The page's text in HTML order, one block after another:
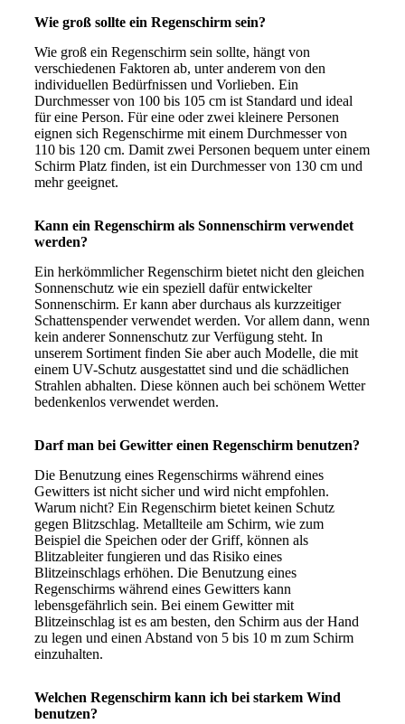
Wie groß sollte ein Regenschirm sein?
Wie groß ein Regenschirm sein sollte, hängt von
verschiedenen Faktoren ab, unter anderem von den
individuellen Bedürfnissen und Vorlieben. Ein
Durchmesser von 100 bis 105 cm ist Standard und ideal
für eine Person. Für eine oder zwei kleinere Personen
eignen sich Regenschirme mit einem Durchmesser von
110 bis 120 cm. Damit zwei Personen bequem unter einem
Schirm Platz finden, ist ein Durchmesser von 130 cm und
mehr geeignet.
Kann ein Regenschirm als Sonnenschirm verwendet
werden?
Ein herkömmlicher Regenschirm bietet nicht den gleichen
Sonnenschutz wie ein speziell dafür entwickelter
Sonnenschirm. Er kann aber durchaus als kurzzeitiger
Schattenspender verwendet werden. Vor allem dann, wenn
kein anderer Sonnenschutz zur Verfügung steht. In
unserem Sortiment finden Sie aber auch Modelle, die mit
einem UV-Schutz ausgestattet sind und die schädlichen
Strahlen abhalten. Diese können auch bei schönem Wetter
bedenkenlos verwendet werden.
Darf man bei Gewitter einen Regenschirm benutzen?
Die Benutzung eines Regenschirms während eines
Gewitters ist nicht sicher und wird nicht empfohlen.
Warum nicht? Ein Regenschirm bietet keinen Schutz
gegen Blitzschlag. Metallteile am Schirm, wie zum
Beispiel die Speichen oder der Griff, können als
Blitzableiter fungieren und das Risiko eines
Blitzeinschlags erhöhen. Die Benutzung eines
Regenschirms während eines Gewitters kann
lebensgefährlich sein. Bei einem Gewitter mit
Blitzeinschlag ist es am besten, den Schirm aus der Hand
zu legen und einen Abstand von 5 bis 10 m zum Schirm
einzuhalten.
Welchen Regenschirm kann ich bei starkem Wind
benutzen?